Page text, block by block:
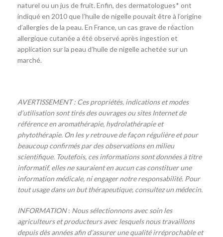
naturel ou un jus de fruit. Enfin, des dermatologues* ont
indiqué en 2010 que l’huile de nigelle pouvait être à l’origine
d’allergies de la peau. En France, un cas grave de réaction
allergique cutanée a été observé après ingestion et
application sur la peau d’huile de nigelle achetée sur un
marché.
AVERTISSEMENT : Ces propriétés, indications et modes
d’utilisation sont tirés des ouvrages ou sites Internet de
référence en aromathérapie, hydrolathérapie et
phytothérapie. On les y retrouve de façon régulière et pour
beaucoup confirmés par des observations en milieu
scientifique. Toutefois, ces informations sont données à titre
informatif, elles ne sauraient en aucun cas constituer une
information médicale, ni engager notre responsabilité. Pour
tout usage dans un but thérapeutique, consultez un médecin.
INFORMATION: Nous sélectionnons avec soin les
agriculteurs et producteurs avec lesquels nous travaillons
depuis dès années afin d’assurer une qualité irréprochable et